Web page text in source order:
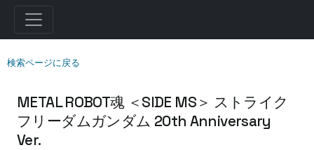
検索ページに戻る
METAL ROBOT魂 ＜SIDE MS＞ ストライク
フリーダムガンダム 20th Anniversary
Ver.